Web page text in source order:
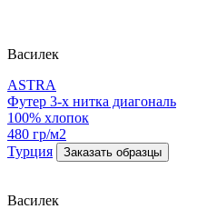
Василек
ASTRA
Футер 3-х нитка диагональ
100% хлопок
480 гр/м2
Турция
Заказать образцы
Василек